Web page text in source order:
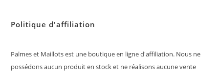
Politique d'affiliation
Palmes et Maillots est une boutique en ligne d'affiliation. Nous ne
possédons aucun produit en stock et ne réalisons aucune vente